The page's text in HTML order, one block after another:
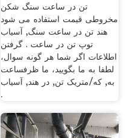
تن در ساعت سنگ شکن
مخروطی قیمت استفاده می شود
هند تن در ساعت سنگ, آسیاب
توپ تن در ساعت . گرفتن
اطلاعات اگر شما هر گونه سوال،
لطفا به ما بگویید، ما ظرفساعت
به, که/متريک تن, در هند, آسیاب
.